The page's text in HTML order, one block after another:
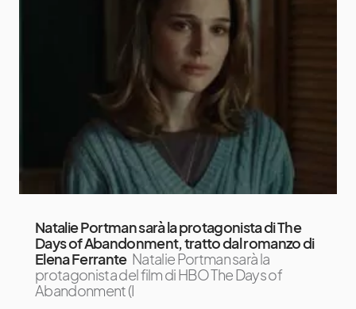
Natalie Portman sarà la protagonista di The
Days of Abandonment, tratto dal romanzo di
Elena Ferrante Natalie Portman sarà la
protagonista del film di HBO The Days of
Abandonment (I